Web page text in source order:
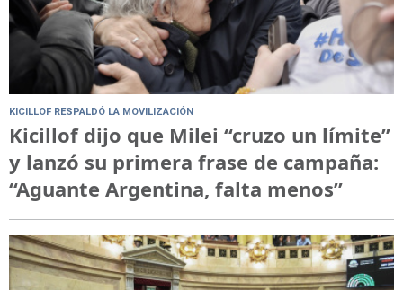
KICILLOF RESPALDÓ LA MOVILIZACIÓN
Kicillof dijo que Milei “cruzo un límite”
y lanzó su primera frase de campaña:
“Aguante Argentina, falta menos”